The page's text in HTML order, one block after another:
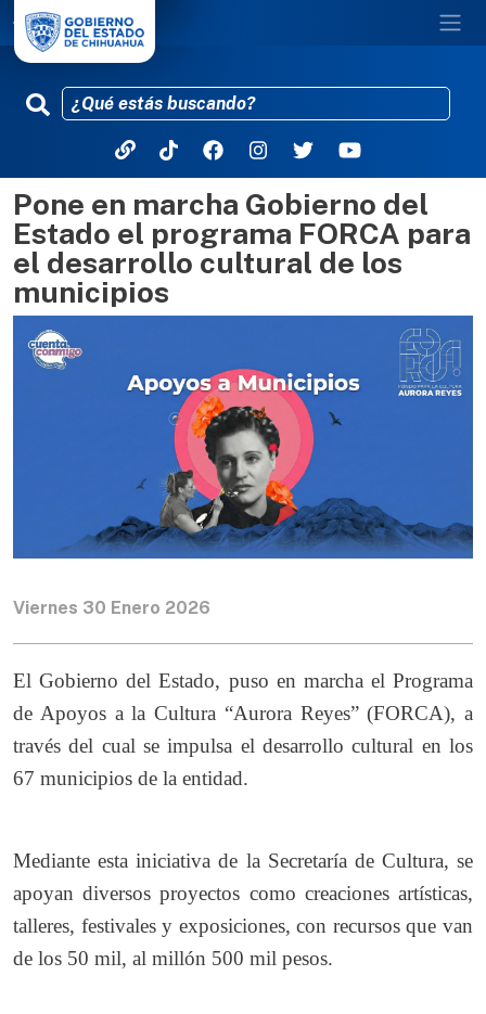
Pasar al contenido principal
Pone en marcha Gobierno del
Estado el programa FORCA para
el desarrollo cultural de los
municipios
Viernes 30 Enero 2026
El Gobierno del Estado, puso en marcha el Programa
de Apoyos a la Cultura “Aurora Reyes” (FORCA), a
través del cual se impulsa el desarrollo cultural en los
67 municipios de la entidad.
Mediante esta iniciativa de la Secretaría de Cultura, se
apoyan diversos proyectos como creaciones artísticas,
talleres, festivales y exposiciones, con recursos que van
de los 50 mil, al millón 500 mil pesos.